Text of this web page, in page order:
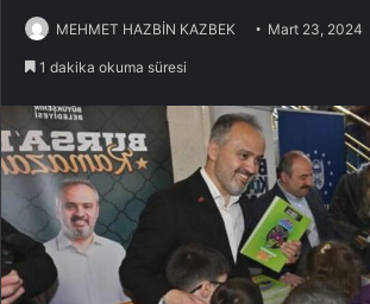
MEHMET HAZBİN KAZBEK Mart 23, 2024
1 dakika okuma süresi